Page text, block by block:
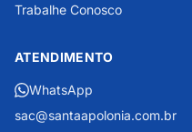
Trabalhe Conosco
ATENDIMENTO
WhatsApp
sac@santaapolonia.com.br